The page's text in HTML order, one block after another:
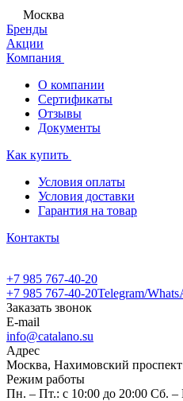
Москва
Бренды
Акции
Компания
О компании
Сертификаты
Отзывы
Документы
Как купить
Условия оплаты
Условия доставки
Гарантия на товар
Контакты
+7 985 767-40-20
+7 985 767-40-20Telegram/
Заказать звонок
E-mail
info@catalano.su
Адрес
Москва, Нахимовский
Режим работы
Пн. – Пт.: с 10:00 до 20:00 Сб. –